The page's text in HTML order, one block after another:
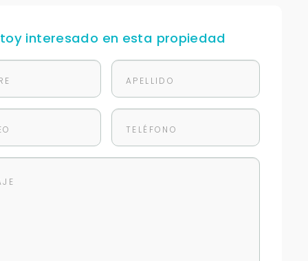
interesado en esta propiedad